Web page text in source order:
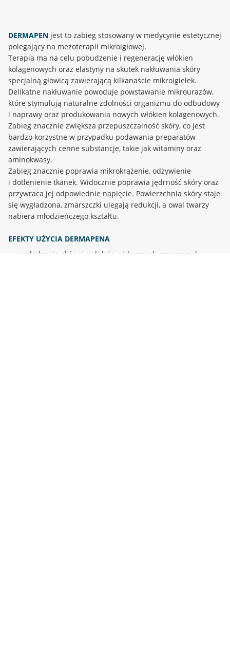
DERMAPEN jest to zabieg stosowany w medycynie estetycznej
polegający na mezoterapii mikroigłowej.
Terapia ma na celu pobudzenie i regenerację włókien
kolagenowych oraz elastyny na skutek nakłuwania skóry
specjalną głowicą zawierającą kilkanaście mikroigiełek.
Delikatne nakłuwanie powoduje powstawanie mikrourazów,
które stymulują naturalne zdolności organizmu do odbudowy
i naprawy oraz produkowania nowych włókien kolagenowych.
Zabieg znacznie zwiększa przepuszczalność skóry, co jest
bardzo korzystne w przypadku podawania preparatów
zawierających cenne substancje, takie jak witaminy oraz
aminokwasy.
Zabieg znacznie poprawia mikrokrążenie, odżywienie
i dotlenienie tkanek. Widocznie poprawia jędrność skóry oraz
przywraca jej odpowiednie napięcie. Powierzchnia skóry staje
się wygładzona, zmarszczki ulegają redukcji, a owal twarzy
nabiera młodzieńczego kształtu.
EFEKTY UŻYCIA DERMAPENA
wygładzenie skóry i redukcja widocznych zmarszczek